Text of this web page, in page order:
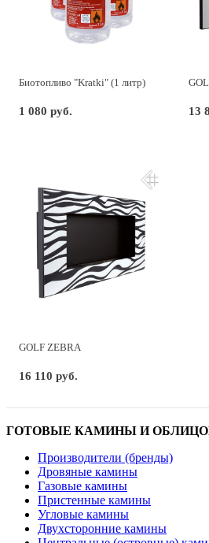
Биотопливо "Kratki" (1 литр)
1 080 руб. 13
GOLF ZEBRA
16 110 руб.
ГОТОВЫЕ КАМИНЫ И
Производители (бренды)
Дровяные камины
Газовые камины
Пристенные камины
Угловые камины
Двухсторонние камины